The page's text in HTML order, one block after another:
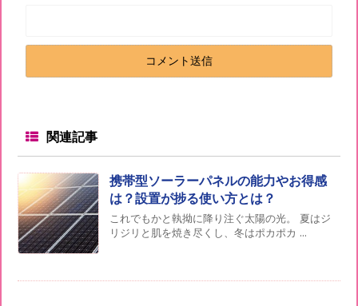
関連記事
携帯型ソーラーパネルの能力やお得感
は？設置が捗る使い方とは？
これでもかと執拗に降り注ぐ太陽の光。 夏はジ
リジリと肌を焼き尽くし、冬はポカポカ ...